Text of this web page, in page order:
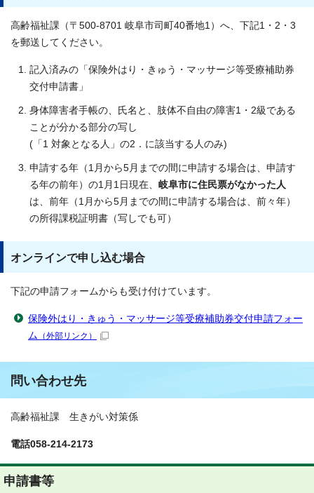
高齢福祉課（〒500-8701 岐阜市司町40番地1）へ、下記1・2・3
を郵送してください。
記入済みの「保険外はり・きゅう・マッサージ等受療補助券
交付申請書」
身体障害者手帳の、氏名と、肢体不自由の障害1・2級である
ことが分かる部分の写し
(「1 対象となる人」の2．に該当する人のみ)
申請する年（1月から5月までの間に申請する場合は、申請す
る年の前年）の1月1日現在、 岐阜市に住民票がなかった人
は、前年（1月から5月までの間に申請する場合は、前々年）
の所得課税証明書（写しでも可）
オンラインで申し込む場合
下記の申請フォームからも受け付けています。
保険外はり・きゅう・マッサージ等受療補助券交付申請フォー
ム （外部リンク）
問い合わせ先
高齢福祉課 生きがい対策係
電話058-214-2173
申請書等